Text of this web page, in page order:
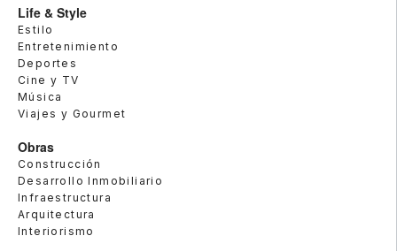
Life & Style
Estilo
Entretenimiento
Deportes
Cine y TV
Música
Viajes y Gourmet
Obras
Construcción
Desarrollo Inmobiliario
Infraestructura
Arquitectura
Interiorismo